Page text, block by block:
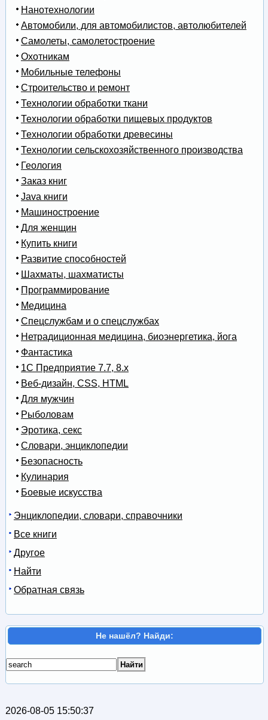
Нанотехнологии
Автомобили, для автомобилистов, автолюбителей
Самолеты, самолетостроение
Охотникам
Мобильные телефоны
Строительство и ремонт
Технологии обработки ткани
Технологии обработки пищевых продуктов
Технологии обработки древесины
Технологии сельскохозяйственного производства
Геология
Заказ книг
Java книги
Машиностроение
Для женщин
Купить книги
Развитие способностей
Шахматы, шахматисты
Программирование
Медицина
Спецслужбам и о спецслужбах
Нетрадиционная медицина, биоэнергетика, йога
Фантастика
1С Предприятие 7.7, 8.x
Веб-дизайн, CSS, HTML
Для мужчин
Рыболовам
Эротика, секс
Словари, энциклопедии
Безопасность
Кулинария
Боевые искусства
Энциклопедии, словари, справочники
Все книги
Другое
Найти
Обратная связь
Не нашёл? Найди:
2026-08-05 15:50:37